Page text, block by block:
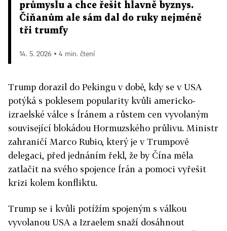
průmyslu a chce řešit hlavně byznys.
Číňanům ale sám dal do ruky nejméně
tři trumfy
14. 5. 2026 ▪ 4 min. čtení
Trump dorazil do Pekingu v době, kdy se v USA
potýká s poklesem popularity kvůli americko-
izraelské válce s Íránem a růstem cen vyvolaným
související blokádou Hormuzského průlivu. Ministr
zahraničí Marco Rubio, který je v Trumpově
delegaci, před jednáním řekl, že by Čína měla
zatlačit na svého spojence Írán a pomoci vyřešit
krizi kolem konfliktu.
Trump se i kvůli potížím spojeným s válkou
vyvolanou USA a Izraelem snaží dosáhnout